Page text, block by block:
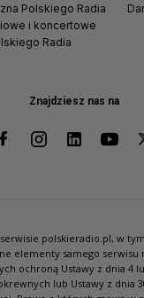
Znajdziesz nas na
Polskiego Radia
i koncertowe
Radia
polskieradio.pl, w
elementy samego
ochroną Ustawy z dnia 4
lub Ustawy z dnia